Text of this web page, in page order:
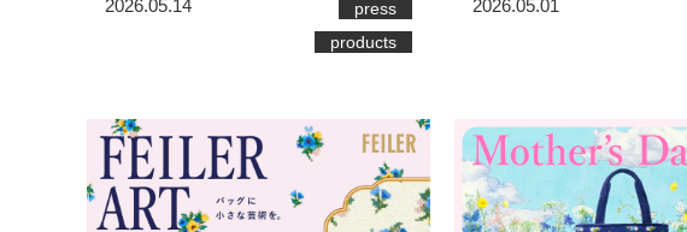
2026.05.14
press
products
2026.05.01